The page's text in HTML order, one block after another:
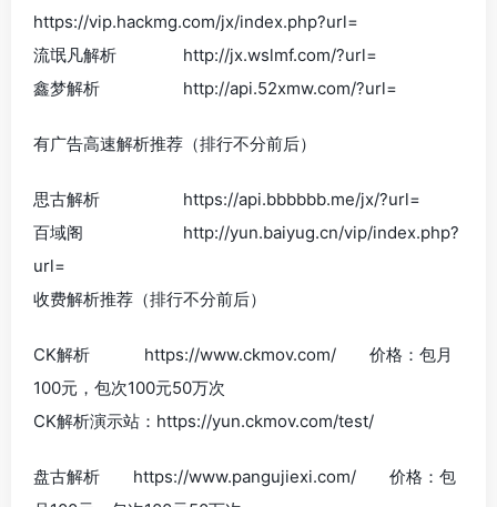
https://vip.hackmg.com/jx/index.php?url=
流氓凡解析 http://jx.wslmf.com/?url=
鑫梦解析 http://api.52xmw.com/?url=
有广告高速解析推荐（排行不分前后）
思古解析 https://api.bbbbbb.me/jx/?url=
百域阁 http://yun.baiyug.cn/vip/index.php?
url=
收费解析推荐（排行不分前后）
CK解析 https://www.ckmov.com/ 价格：包月
100元，包次100元50万次
CK解析演示站：https://yun.ckmov.com/test/
盘古解析 https://www.pangujiexi.com/ 价格：包